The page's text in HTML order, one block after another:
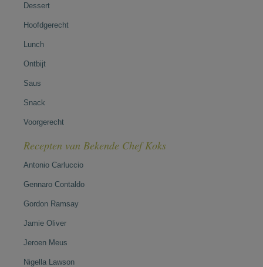
Dessert
Hoofdgerecht
Lunch
Ontbijt
Saus
Snack
Voorgerecht
Recepten van Bekende Chef Koks
Antonio Carluccio
Gennaro Contaldo
Gordon Ramsay
Jamie Oliver
Jeroen Meus
Nigella Lawson